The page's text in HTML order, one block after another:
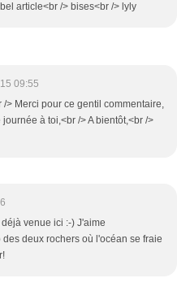
article<br /> bises<br /> lyly
09:55
/> Merci pour ce gentil commentaire,
à toi,<br /> A bientôt,<br />
déjà venue ici :-) J'aime
deux rochers où l'océan se fraie